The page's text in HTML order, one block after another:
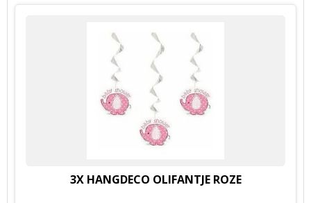
3X HANGDECO OLIFANTJE ROZE